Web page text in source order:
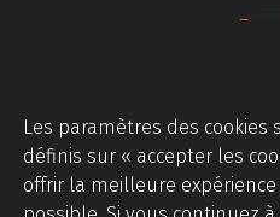
Les paramètres des cookies
définis sur « accepter les
offrir la meilleure expérience